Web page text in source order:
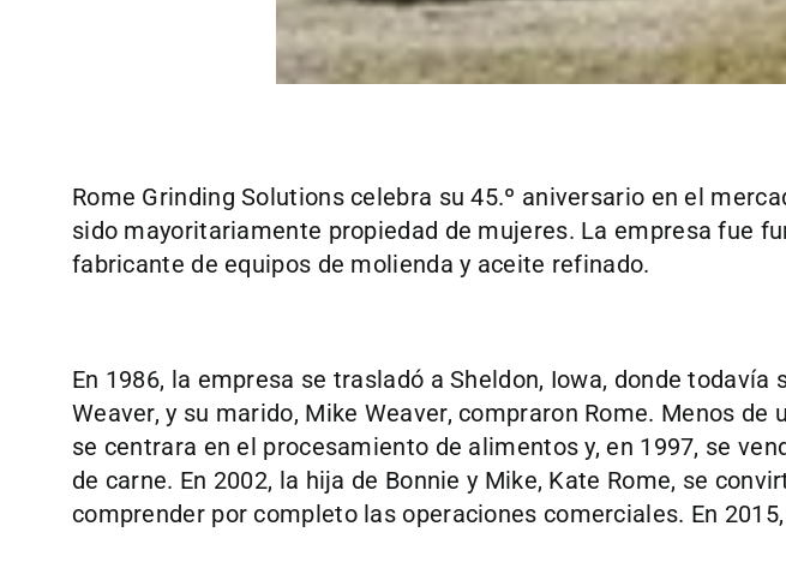
Rome Grinding Solutions celebra su 45.º aniversario en el
sido mayoritariamente propiedad de mujeres. La empresa fue
fabricante de equipos de molienda y aceite refinado.
En 1986, la empresa se trasladó a Sheldon, Iowa, donde
Weaver, y su marido, Mike Weaver, compraron Rome. Menos
se centrara en el procesamiento de alimentos y, en 1997, se
de carne. En 2002, la hija de Bonnie y Mike, Kate Rome, se
comprender por completo las operaciones comerciales. En